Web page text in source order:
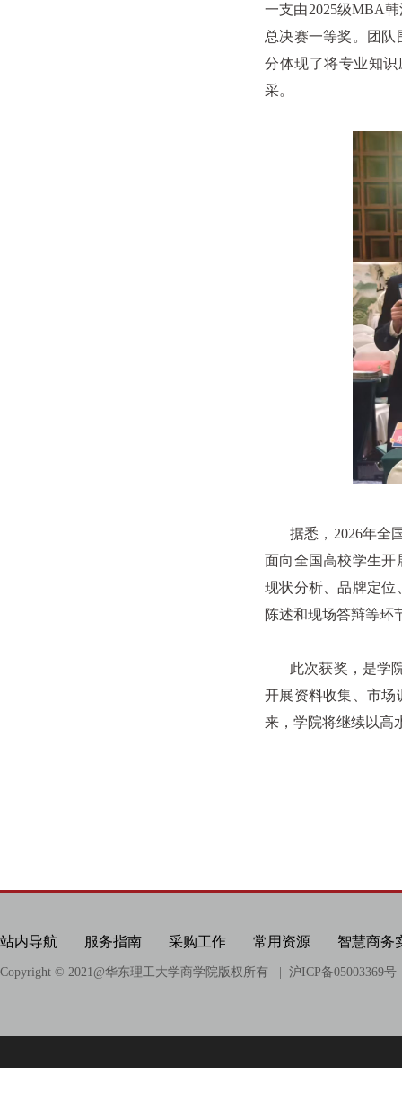
一支由2025级MBA韩
总决赛一等奖。团
分体现了将专业知
采。
据悉， 2026年全
面向全国高校学生开
现状分析、品牌定位
陈述和现场答辩等环
此次获奖，是学院
开展资料收集、市场
来，学院将继续以高
站内导航 服务指南 采购工作 常用资源 智慧商务
Copyright © 2021@华东理工大学商学院版权所有 | 沪ICP备05003369号